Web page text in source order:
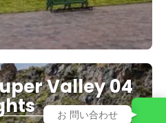
見る
Valley 04
お 問い合わせ